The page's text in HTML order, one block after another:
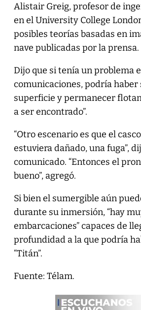
Alistair Greig, profesor de
en el University College
posibles teorías basadas en
nave publicadas por la prensa.
Dijo que si tenía un problema
comunicaciones, podría haber
superficie y permanecer
a ser encontrado”.
“Otro escenario es que el
estuviera dañado, una fuga”,
comunicado. “Entonces el
bueno”, agregó.
Si bien el sumergible aún
durante su inmersión, “hay
embarcaciones” capaces de
profundidad a la que podría
“Titán”.
Fuente: Télam.